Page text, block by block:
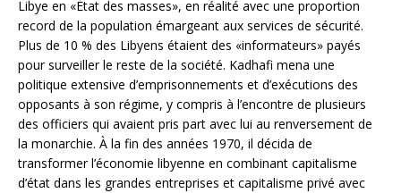
Libye en «État des masses», en réalité avec une proportion
record de la population émargeant aux services de sécurité.
Plus de 10 % des Libyens étaient des «informateurs» payés
pour surveiller le reste de la société. Kadhafi mena une
politique extensive d’emprisonnements et d’exécutions des
opposants à son régime, y compris à l’encontre de plusieurs
des officiers qui avaient pris part avec lui au renversement de
la monarchie. À la fin des années 1970, il décida de
transformer l’économie libyenne en combinant capitalisme
d’état dans les grandes entreprises et capitalisme privé avec